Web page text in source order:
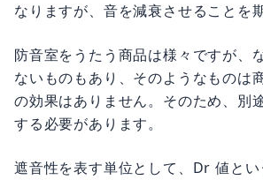
なりますが、音を減衰させることを
防音室をうたう商品は様々ですが、
ないものもあり、そのようなものは
の効果はありません。そのため、別
する必要があります。
遮音性を表す単位として、Dr 値とい